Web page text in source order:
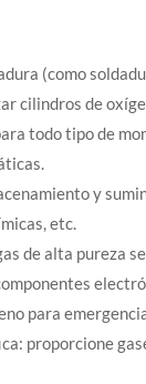
(como
cilindros de
todo tipo de
y
etc.
de alta pureza
para
proporcione